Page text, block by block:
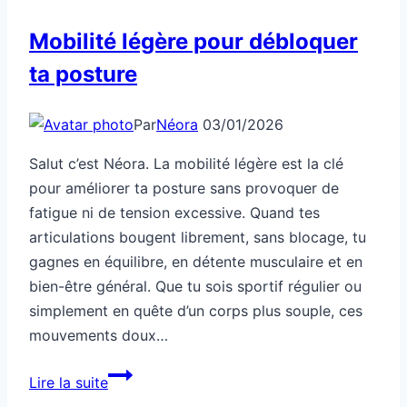
Mobilité légère pour débloquer
ta posture
ParNéora 03/01/2026
Salut c’est Néora. La mobilité légère est la clé
pour améliorer ta posture sans provoquer de
fatigue ni de tension excessive. Quand tes
articulations bougent librement, sans blocage, tu
gagnes en équilibre, en détente musculaire et en
bien-être général. Que tu sois sportif régulier ou
simplement en quête d’un corps plus souple, ces
mouvements doux…
Lire la suiteMobilité